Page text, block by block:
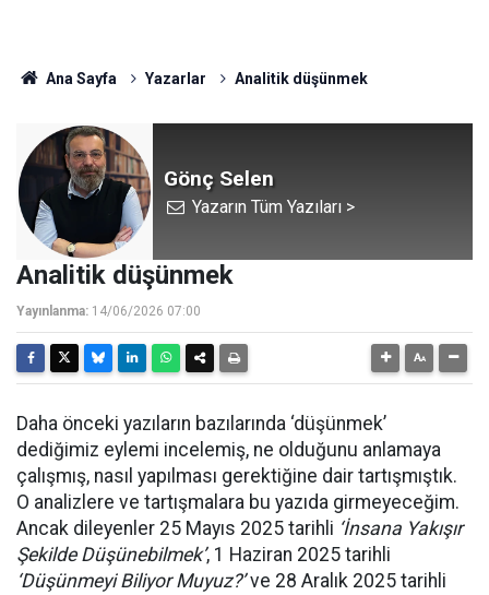
Ana Sayfa Yazarlar Analitik düşünmek
Gönç Selen
Yazarın Tüm Yazıları >
Analitik düşünmek
Yayınlanma: 14/06/2026 07:00
Daha önceki yazıların bazılarında ‘düşünmek’
dediğimiz eylemi incelemiş, ne olduğunu anlamaya
çalışmış, nasıl yapılması gerektiğine dair tartışmıştık.
O analizlere ve tartışmalara bu yazıda girmeyeceğim.
Ancak dileyenler 25 Mayıs 2025 tarihli ‘İnsana Yakışır
Şekilde Düşünebilmek’, 1 Haziran 2025 tarihli
‘Düşünmeyi Biliyor Muyuz?’ve 28 Aralık 2025 tarihli